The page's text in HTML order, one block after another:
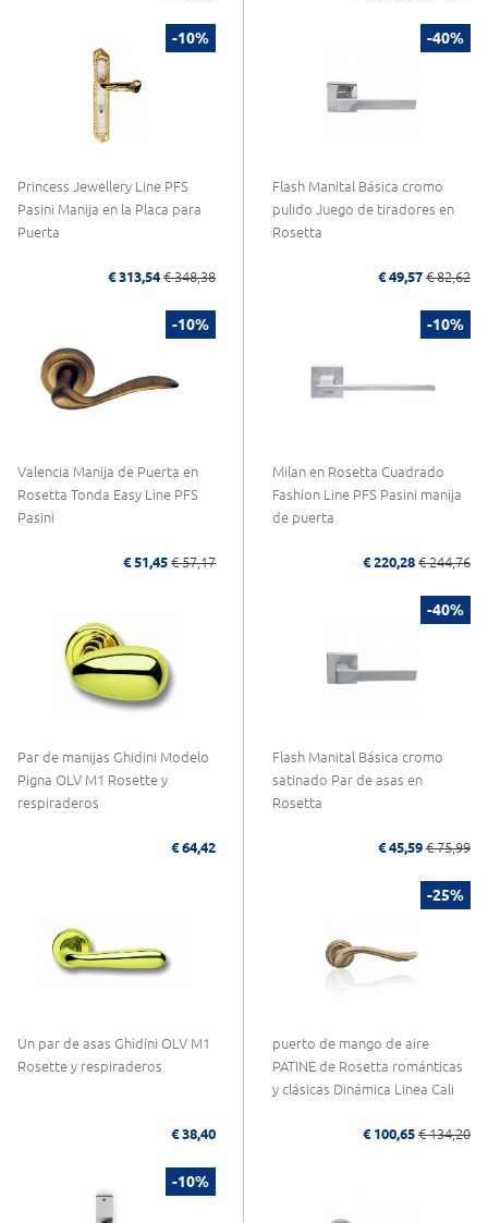
-10%
Princess Jewellery Line PFS
Pasini Manija en la Placa para
Puerta
€ 313,54 € 348,38
-40%
Flash Manital Básica cromo
pulido Juego de tiradores en
Rosetta
€ 49,57 € 82,62
-10%
Valencia Manija de Puerta en
Rosetta Tonda Easy Line PFS
Pasini
€ 51,45 € 57,17
-10%
Milan en Rosetta Cuadrado
Fashion Line PFS Pasini manija
de puerta
€ 220,28 € 244,76
Par de manijas Ghidini Modelo
Pigna OLV M1 Rosette y
respiraderos
€ 64,42
-40%
Flash Manital Básica cromo
satinado Par de asas en
Rosetta
€ 45,59 € 75,99
Un par de asas Ghidini OLV M1
Rosette y respiraderos
€ 38,40
-25%
puerto de mango de aire
PATINE de Rosetta románticas
y clásicas Dinámica Linea Cali
€ 100,65 € 134,20
-10%